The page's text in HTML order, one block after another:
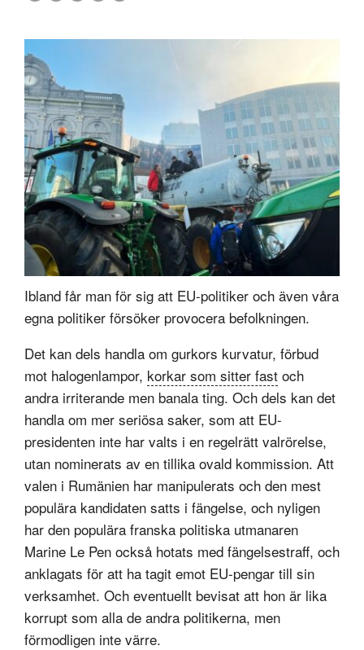
Ibland får man för sig att EU-politiker och även våra
egna politiker försöker provocera befolkningen.
Det kan dels handla om gurkors kurvatur, förbud
mot halogenlampor, korkar som sitter fast och
andra irriterande men banala ting. Och dels kan det
handla om mer seriösa saker, som att EU-
presidenten inte har valts i en regelrätt valrörelse,
utan nominerats av en tillika ovald kommission. Att
valen i Rumänien har manipulerats och den mest
populära kandidaten satts i fängelse, och nyligen
har den populära franska politiska utmanaren
Marine Le Pen också hotats med fängelsestraff, och
anklagats för att ha tagit emot EU-pengar till sin
verksamhet. Och eventuellt bevisat att hon är lika
korrupt som alla de andra politikerna, men
förmodligen inte värre.